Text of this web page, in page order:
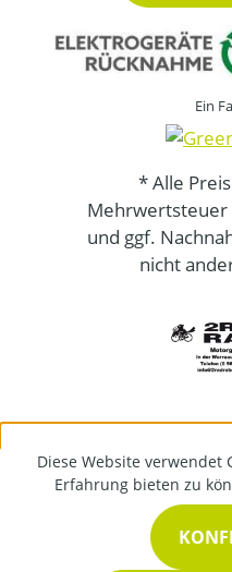
Ein
* Alle
Mehrwertsteuer
und ggf.
nicht
Diese Website verwendet
Erfahrung bieten zu